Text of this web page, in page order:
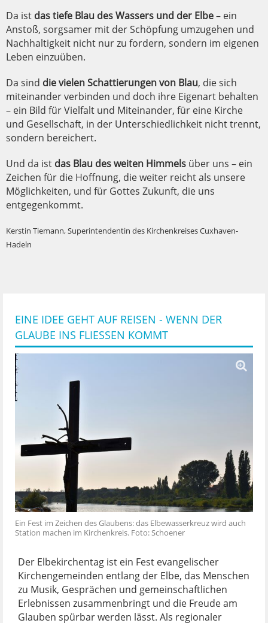
Da ist dastiefe Blau des Wassers und der Elbe– ein
Anstoß, sorgsamer mit der Schöpfung umzugehen und
Nachhaltigkeit nicht nur zu fordern, sondern im eigenen
Leben einzuüben.
Da sind dievielen Schattierungen von Blau, die sich
miteinander verbinden und doch ihre Eigenart behalten
– ein Bild für Vielfalt und Miteinander, für eine Kirche
und Gesellschaft, in der Unterschiedlichkeit nicht trennt,
sondern bereichert.
Und da ist das Blau des weiten Himmels über uns – ein
Zeichen für die Hoffnung, die weiter reicht als unsere
Möglichkeiten, und für Gottes Zukunft, die uns
entgegenkommt.
Kerstin Tiemann, Superintendentin des Kirchenkreises Cuxhaven-
Hadeln
EINE IDEE GEHT AUF REISEN - WENN DER
GLAUBE INS FLIESSEN KOMMT
Ein Fest im Zeichen des Glaubens: das Elbewasserkreuz wird auch
Station machen im Kirchenkreis. Foto: Schoener
Der Elbekirchentag ist ein Fest evangelischer
Kirchengemeinden entlang der Elbe, das Menschen
zu Musik, Gesprächen und gemeinschaftlichen
Erlebnissen zusammenbringt und die Freude am
Glauben spürbar werden lässt. Als regionaler